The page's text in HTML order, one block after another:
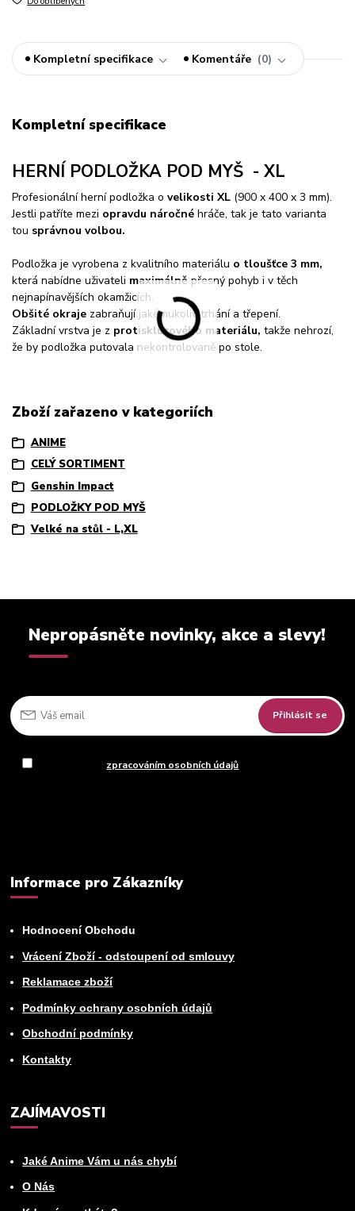
Kompletní specifikace Komentáře 0
Kompletní specifikace
HERNÍ PODLOŽKA POD MYŠ - XL
Profesionální herní podložka o velikosti XL (900 x 400 x 3 mm).
Jestli patříte mezi opravdu náročné hráče, tak je tato varianta
tou správnou volbou.
Podložka je vyrobena z kvalitního materiálu o tloušťce 3 mm,
která nabídne uživateli maximálně přesný pohyb i v těch
nejnapínavějších okamžicích.
Obšité okraje zabraňují jakémukoliv trhání a třepení.
Základní vrstva je z protiskluzového materiálu, takže nehrozí,
že by podložka putovala nekontrolovaně po stole.
Zboží zařazeno v kategoriích
ANIME
CELÝ SORTIMENT
Genshin Impact
PODLOŽKY POD MYŠ
Velké na stůl - L,XL
Nepropásněte novinky, akce a slevy!
Přihlásit se
zpracováním osobních údajů
Informace pro Zákazníky
Hodnocení Obchodu
Vrácení Zboží - odstoupení od smlouvy
Reklamace zboží
Podmínky ochrany osobních údajů
Obchodní podmínky
Kontakty
ZAJÍMAVOSTI
Jaké Anime Vám u nás chybí
O Nás